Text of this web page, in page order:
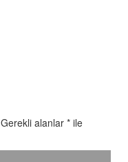
Gerekli alanlar * ile